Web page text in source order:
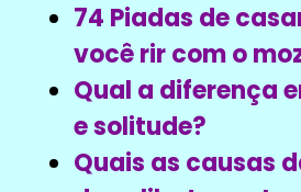
74 Piadas de
você rir com o
Qual a diferença
e solitude?
Quais as causas